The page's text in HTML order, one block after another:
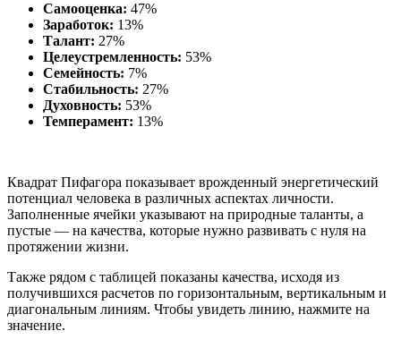
Самооценка: 47%
Заработок: 13%
Талант: 27%
Целеустремленность: 53%
Семейность: 7%
Стабильность: 27%
Духовность: 53%
Темперамент: 13%
Квадрат Пифагора показывает врожденный энергетический
потенциал человека в различных аспектах личности.
Заполненные ячейки указывают на природные таланты, а
пустые — на качества, которые нужно развивать с нуля на
протяжении жизни.
Также рядом с таблицей показаны качества, исходя из
получившихся расчетов по горизонтальным, вертикальным и
диагональным линиям. Чтобы увидеть линию, нажмите на
значение.